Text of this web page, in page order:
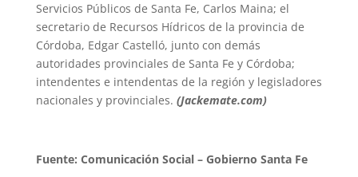
Servicios Públicos de Santa Fe, Carlos Maina; el
secretario de Recursos Hídricos de la provincia de
Córdoba, Edgar Castelló, junto con demás
autoridades provinciales de Santa Fe y Córdoba;
intendentes e intendentas de la región y legisladores
nacionales y provinciales. (Jackemate.com)
Fuente: Comunicación Social – Gobierno Santa Fe